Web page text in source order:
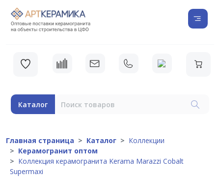
Каталог
Главная страница Каталог
Коллекции
Керамогранит оптом
Коллекция керамогранита Kerama Marazzi Cobalt
Supermaxi